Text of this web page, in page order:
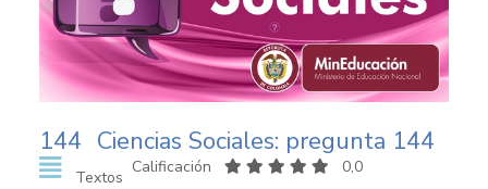
144 Ciencias Sociales: pregunta 144
Textos
Calificación 0,0